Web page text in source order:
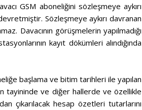
GSM aboneliğini sözleşmeye aykırı
Sözleşmeye aykırı davranan
Davacının görüşmelerin yapılmadığı
kayıt dökümleri alındığında
başlama ve bitim tarihleri ile yapılan
tayininde ve diğer hallerde ve özellikle
çıkarılacak hesap özetleri tutarlarını